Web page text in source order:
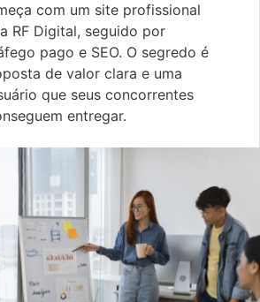
com um site profissional
RF Digital, seguido por
pago e SEO. O segredo é
de valor clara e uma
que seus concorrentes
entregar.